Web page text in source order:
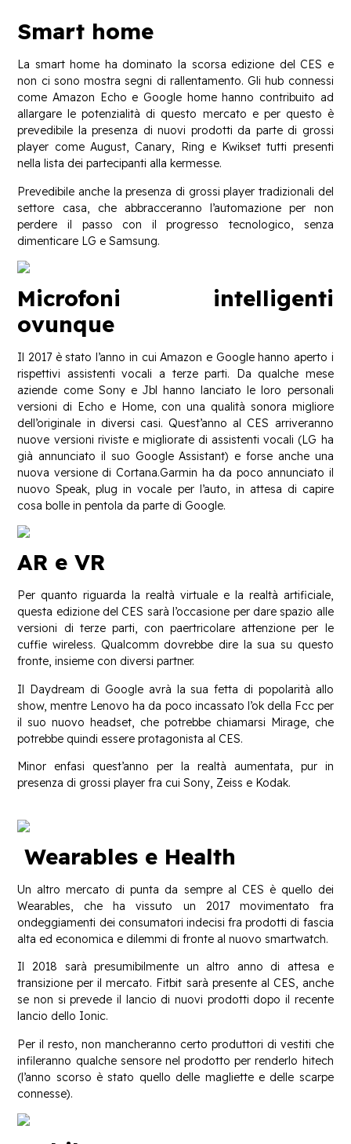
Smart home
La smart home ha dominato la scorsa edizione del CES e
non ci sono mostra segni di rallentamento. Gli hub connessi
come Amazon Echo e Google home hanno contribuito ad
allargare le potenzialità di questo mercato e per questo è
prevedibile la presenza di nuovi prodotti da parte di grossi
player come August, Canary, Ring e Kwikset tutti presenti
nella lista dei partecipanti alla kermesse.
Prevedibile anche la presenza di grossi player tradizionali del
settore casa, che abbracceranno l’automazione per non
perdere il passo con il progresso tecnologico, senza
dimenticare LG e Samsung.
Microfoni intelligenti
ovunque
Il 2017 è stato l’anno in cui Amazon e Google hanno aperto i
rispettivi assistenti vocali a terze parti. Da qualche mese
aziende come Sony e Jbl hanno lanciato le loro personali
versioni di Echo e Home, con una qualità sonora migliore
dell’originale in diversi casi. Quest’anno al CES arriveranno
nuove versioni riviste e migliorate di assistenti vocali (LG ha
già annunciato il suo Google Assistant) e forse anche una
nuova versione di Cortana.Garmin ha da poco annunciato il
nuovo Speak, plug in vocale per l’auto, in attesa di capire
cosa bolle in pentola da parte di Google.
AR e VR
Per quanto riguarda la realtà virtuale e la realtà artificiale,
questa edizione del CES sarà l’occasione per dare spazio alle
versioni di terze parti, con paertricolare attenzione per le
cuffie wireless. Qualcomm dovrebbe dire la sua su questo
fronte, insieme con diversi partner.
Il Daydream di Google avrà la sua fetta di popolarità allo
show, mentre Lenovo ha da poco incassato l’ok della Fcc per
il suo nuovo headset, che potrebbe chiamarsi Mirage, che
potrebbe quindi essere protagonista al CES.
Minor enfasi quest’anno per la realtà aumentata, pur in
presenza di grossi player fra cui Sony, Zeiss e Kodak.
Wearables e Health
Un altro mercato di punta da sempre al CES è quello dei
Wearables, che ha vissuto un 2017 movimentato fra
ondeggiamenti dei consumatori indecisi fra prodotti di fascia
alta ed economica e dilemmi di fronte al nuovo smartwatch.
Il 2018 sarà presumibilmente un altro anno di attesa e
transizione per il mercato. Fitbit sarà presente al CES, anche
se non si prevede il lancio di nuovi prodotti dopo il recente
lancio dello Ionic.
Per il resto, non mancheranno certo produttori di vestiti che
infileranno qualche sensore nel prodotto per renderlo hitech
(l’anno scorso è stato quello delle magliette e delle scarpe
connesse).